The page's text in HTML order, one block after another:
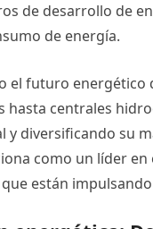
de desarrollo de
de energía.
el futuro
hasta centrales
diversificando su
como un líder
están